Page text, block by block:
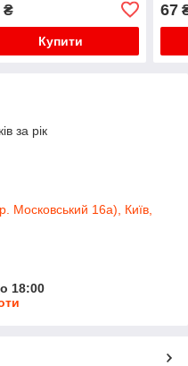
₴
Купити
67
за рік
Московський 16а), Київ,
18:00